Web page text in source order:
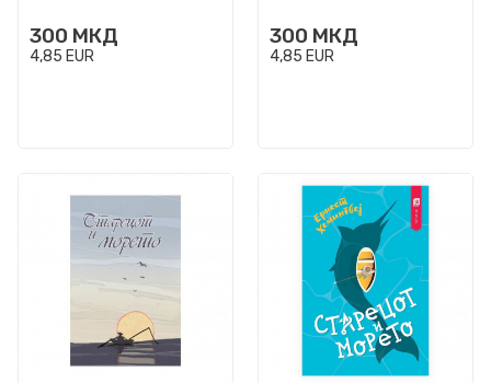
300 МКД
4,85 EUR
300 МКД
4,85 EUR